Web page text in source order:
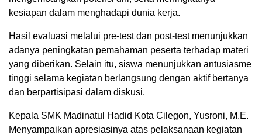
kesiapan dalam menghadapi dunia kerja.
Hasil evaluasi melalui pre-test dan post-test menunjukkan
adanya peningkatan pemahaman peserta terhadap materi
yang diberikan. Selain itu, siswa menunjukkan antusiasme
tinggi selama kegiatan berlangsung dengan aktif bertanya
dan berpartisipasi dalam diskusi.
Kepala SMK Madinatul Hadid Kota Cilegon, Yusroni, M.E.
Menyampaikan apresiasinya atas pelaksanaan kegiatan